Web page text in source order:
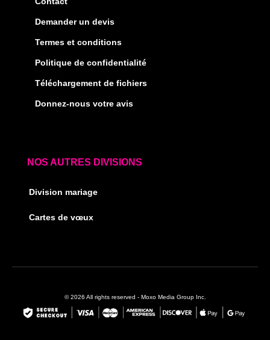
Demander un devis
Termes et conditions
Politique de confidentialité
Téléchargement de fichiers
Donnez-nous votre avis
NOS AUTRES DIVISIONS
Division mariage
Cartes de vœux
© 2026 All rights reserved - Moxo Media Group Inc.